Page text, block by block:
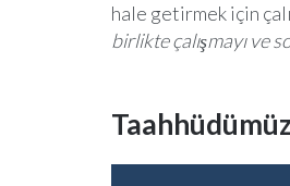
hale getirmek için
birlikte çalışmayı ve
Taahhüdümüz